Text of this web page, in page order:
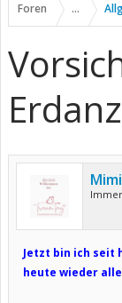
Foren ...
Jetzt bin ich seit
heute wieder